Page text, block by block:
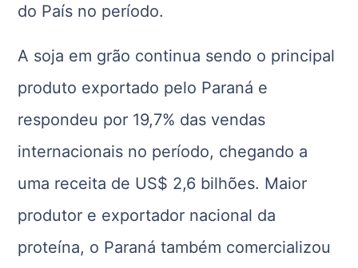
do País no período.
A soja em grão continua sendo o principal
produto exportado pelo Paraná e
respondeu por 19,7% das vendas
internacionais no período, chegando a
uma receita de US$ 2,6 bilhões. Maior
produtor e exportador nacional da
proteína, o Paraná também comercializou